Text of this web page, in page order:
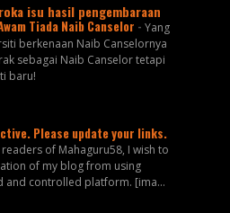
isu hasil pengembaraan
Tiada Naib Canselor - Yang
berkenaan Naib Canselornya
sebagai Naib Canselor tetapi
baru!
Please update your links.
of Mahaguru58, I wish to
of my blog from using
and controlled platform. [ima...